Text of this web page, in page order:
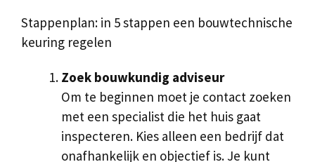
Stappenplan: in 5 stappen een bouwtechnische
keuring regelen
Zoek bouwkundig adviseur
Om te beginnen moet je contact zoeken
met een specialist die het huis gaat
inspecteren. Kies alleen een bedrijf dat
onafhankelijk en objectief is. Je kunt